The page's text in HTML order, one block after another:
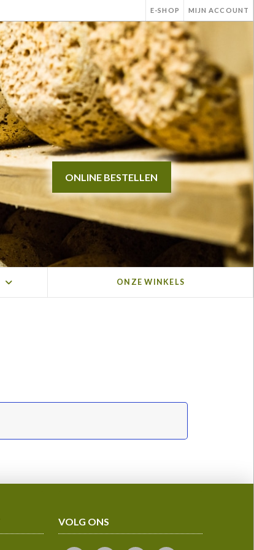
E-SHOP MIJN ACCOUNT
ONLINE BESTELLEN
ONZE WINKELS
VOLG ONS